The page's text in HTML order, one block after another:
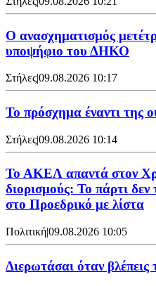
Ο ανασχηματισμός
υποψήφιο του ΔΗΚΟ
Στήλες|09.08.2026 10:17
Το πρόσχημα έναντι της
Στήλες|09.08.2026 10:14
Το ΑΚΕΛ απαντά στον
διορισμούς: Το πάρτι
στο Προεδρικό με λίστα
Πολιτική|09.08.2026 10:05
Διερωτάσαι όταν βλέπεις